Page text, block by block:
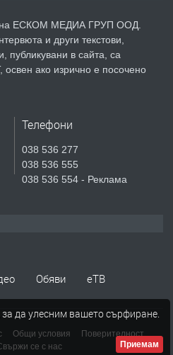
преди 3 дни
парцел в гр. Хасково кв.
НА МЕБЕЛИ.
под наем в кв.
гр. Хасково.
преди 3 дни
на ЕСКОМ МЕДИА ГРУП ООД.
и други текстови,
публикувани в сайта, са
освен ако изрично е посочено
Телефони
038 536 277
038 536 555
038 536 554 - Реклама
Обяви
еТВ
Общи условия
Поверителност
се с нас
за да улесним вашето сърфиране.
Приемам